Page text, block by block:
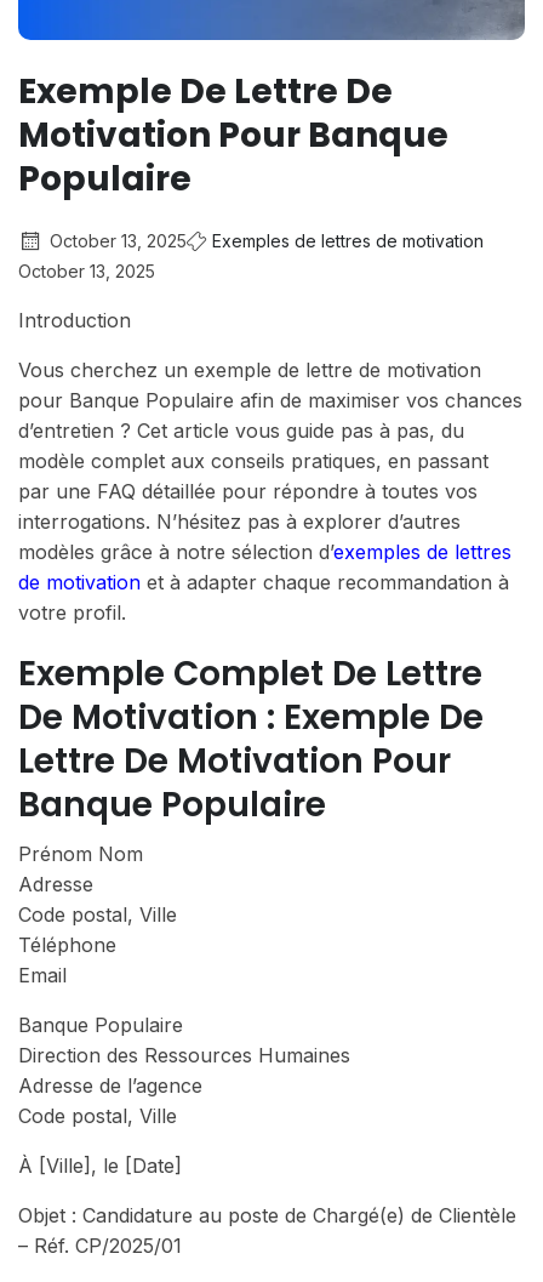
Exemple De Lettre De
Motivation Pour Banque
Populaire
October 13, 2025
Exemples de lettres de motivation
October 13, 2025
Introduction
Vous cherchez un exemple de lettre de motivation
pour Banque Populaire afin de maximiser vos chances
d’entretien ? Cet article vous guide pas à pas, du
modèle complet aux conseils pratiques, en passant
par une FAQ détaillée pour répondre à toutes vos
interrogations. N’hésitez pas à explorer d’autres
modèles grâce à notre sélection d’exemples de lettres
de motivation et à adapter chaque recommandation à
votre profil.
Exemple Complet De Lettre
De Motivation : Exemple De
Lettre De Motivation Pour
Banque Populaire
Prénom Nom
Adresse
Code postal, Ville
Téléphone
Email
Banque Populaire
Direction des Ressources Humaines
Adresse de l’agence
Code postal, Ville
À [Ville], le [Date]
Objet : Candidature au poste de Chargé(e) de Clientèle
– Réf. CP/2025/01